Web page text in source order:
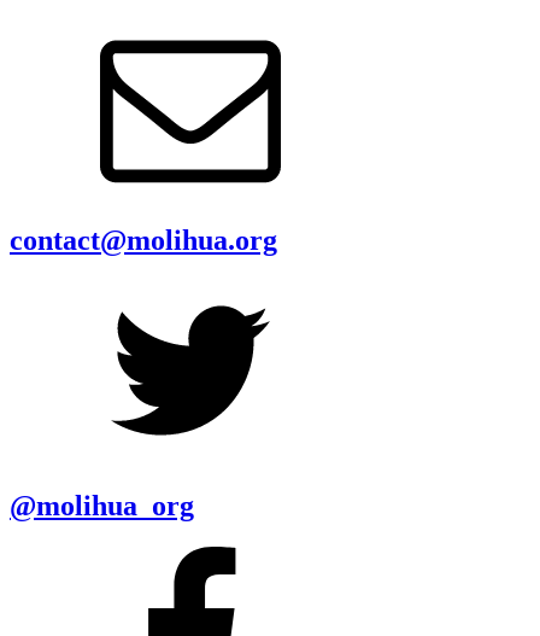
contact@molihua.org
@molihua_org